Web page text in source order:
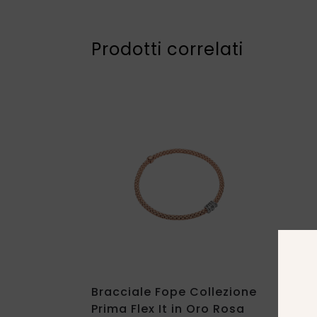
Prodotti correlati
Bracciale Fope Collezione
Prima Flex It in Oro Rosa